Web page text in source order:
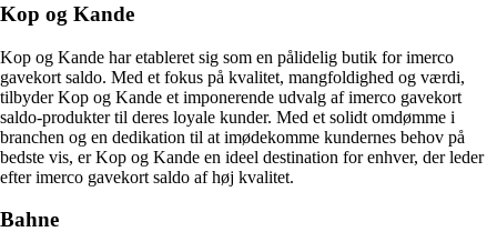
Kop og Kande
Kop og Kande har etableret sig som en pålidelig butik for imerco
gavekort saldo. Med et fokus på kvalitet, mangfoldighed og værdi,
tilbyder Kop og Kande et imponerende udvalg af imerco gavekort
saldo-produkter til deres loyale kunder. Med et solidt omdømme i
branchen og en dedikation til at imødekomme kundernes behov på
bedste vis, er Kop og Kande en ideel destination for enhver, der leder
efter imerco gavekort saldo af høj kvalitet.
Bahne